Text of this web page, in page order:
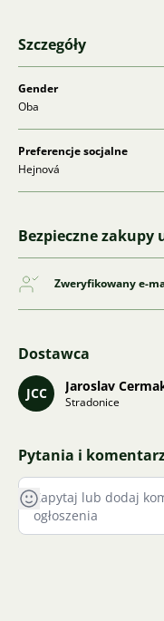
Szczegóły
Gender
Oba
Preferencje socjalne
Hejnová
Bezpieczne zakupy
Zweryfikowany e-
Dostawca
JCC Jaroslav
Stradonice
Pytania i